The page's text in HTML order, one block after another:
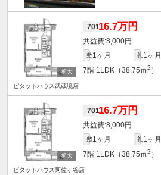
70116.7万円
8,000円
敷1ヶ月 礼1ヶ月
7階 1LDK（38.75ｍ2 ）
ピタットハウス武蔵境店
70116.7万円
8,000円
敷1ヶ月 礼1ヶ月
7階 1LDK（38.75ｍ2 ）
ピタットハウス阿佐ヶ谷店